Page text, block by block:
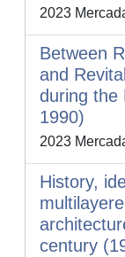
2023
Between
and
during the
1990)
2023
History,
century